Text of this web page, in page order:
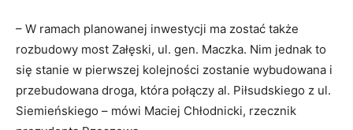
– W ramach planowanej inwestycji ma zostać także
rozbudowy most Załęski, ul. gen. Maczka. Nim jednak to
się stanie w pierwszej kolejności zostanie wybudowana i
przebudowana droga, która połączy al. Piłsudskiego z ul.
Siemieńskiego – mówi Maciej Chłodnicki, rzecznik